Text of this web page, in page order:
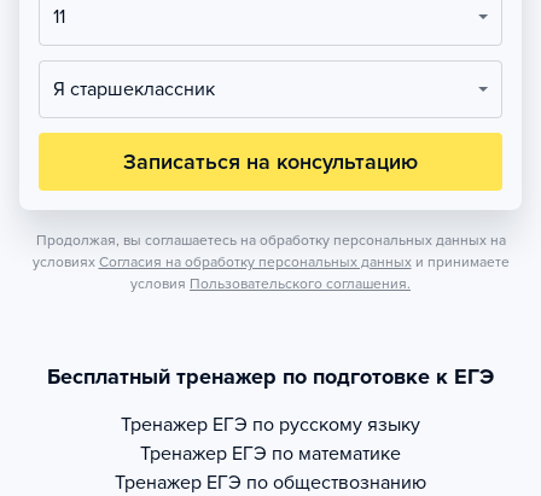
11
Я старшеклассник
Записаться на консультацию
Продолжая, вы соглашаетесь на обработку персональных данных на
условиях Согласия на обработку персональных данных и принимаете
условия Пользовательского соглашения.
Бесплатный тренажер по подготовке к ЕГЭ
Тренажер ЕГЭ по русскому языку
Тренажер ЕГЭ по математике
Тренажер ЕГЭ по обществознанию